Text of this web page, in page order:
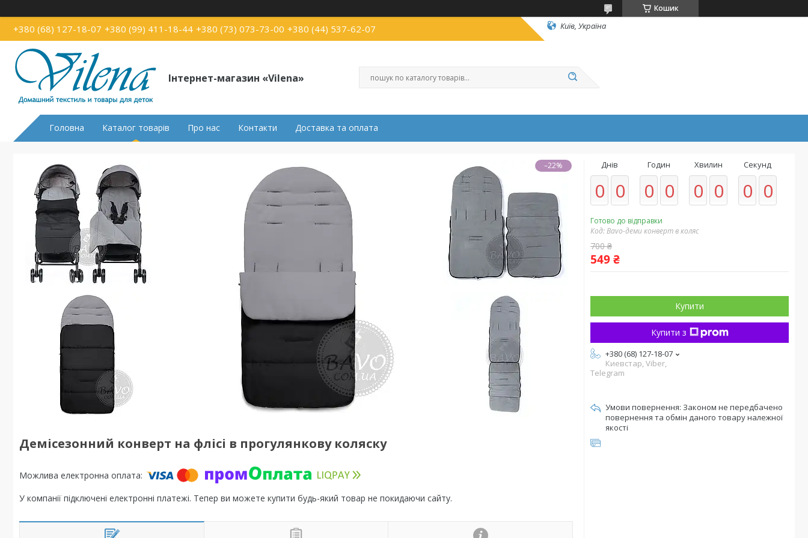
Кошик
+380 (68) 127-18-07 +380 (99) 411-18-44 +380 (73) 073-73-00 +380 (44) 537-62-07 Київ, Україна
Інтернет-магазин «Vilena»
Головна Каталог товарів Про нас Контакти Доставка та оплата
–22%
Демісезонний конверт на флісі в прогулянкову коляску
У компанії підключені електронні платежі. Тепер ви можете купити будь-який товар не покидаючи сайту.
Днів
0 0
Годин
0 0
Хвилин
0 0
Секунд
0 0
Готово до відправки
Код:Bavo-деми конверт в коляс
700 ₴
549 ₴
Купити
Купити з
+380 (68) 127-18-07
Киевстар, Viber,
Telegram
Законом не передбачено
повернення та обмін даного товару належної
якості